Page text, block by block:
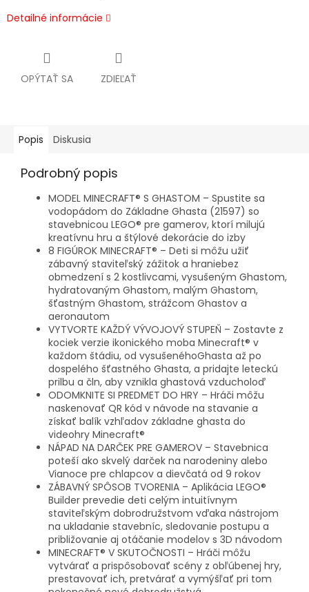
Detailné informácie
OPÝTAŤ SA ZDIEĽAŤ
Popis Diskusia
Podrobný popis
MODEL MINECRAFT® S GHASTOM – Spustite sa
vodopádom do Základne Ghasta (21597) so
stavebnicou LEGO® pre gamerov, ktorí milujú
kreatívnu hru a štýlové dekorácie do izby
8 FIGÚROK MINECRAFT® – Deti si môžu užiť
zábavný staviteľský zážitok a hraniebez
obmedzení s 2 kostlivcami, vysušeným Ghastom,
hydratovaným Ghastom, malým Ghastom,
šťastným Ghastom, strážcom Ghastov a
aeronautom
VYTVORTE KAŽDÝ VÝVOJOVÝ STUPEŇ – Zostavte z
kociek verzie ikonického moba Minecraft® v
každom štádiu, od vysušenéhoGhasta až po
dospelého šťastného Ghasta, a pridajte leteckú
prilbu a čln, aby vznikla ghastová vzducholoď
ODOMKNITE SI PREDMET DO HRY – Hráči môžu
naskenovať QR kód v návode na stavanie a
získať balík vzhľadov základne ghasta do
videohry Minecraft®
NÁPAD NA DARČEK PRE GAMEROV – Stavebnica
poteší ako skvelý darček na narodeniny alebo
Vianoce pre chlapcov a dievčatá od 9 rokov
ZÁBAVNÝ SPÔSOB TVORENIA – Aplikácia LEGO®
Builder prevedie deti celým intuitívnym
staviteľským dobrodružstvom vďaka nástrojom
na ukladanie stavebníc, sledovanie postupu a
približovanie aj otáčanie modelov s 3D návodom
MINECRAFT® V SKUTOČNOSTI – Hráči môžu
vytvárať a prispôsobovať scény z obľúbenej hry,
prestavovať ich, pretvárať a vymýšľať pri tom